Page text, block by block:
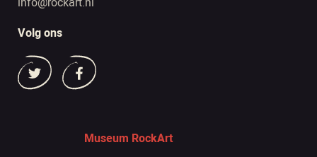
Volg ons
Museum RockArt